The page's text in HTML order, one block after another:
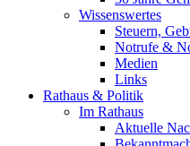
Wissenswertes
Steuern,
Notrufe &
Medien
Links
Rathaus & Politik
Im Rathaus
Aktuelle